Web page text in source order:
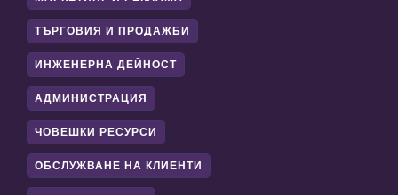
ТЪРГОВИЯ И ПРОДАЖБИ
ИНЖЕНЕРНА ДЕЙНОСТ
АДМИНИСТРАЦИЯ
ЧОВЕШКИ РЕСУРСИ
ОБСЛУЖВАНЕ НА КЛИЕНТИ